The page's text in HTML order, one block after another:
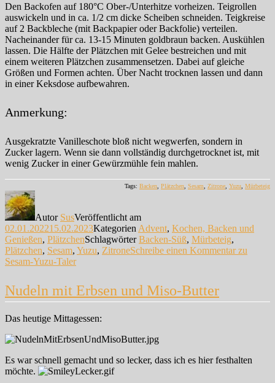
Den Backofen auf 180°C Ober-/Unterhitze vorheizen. Teigrollen
auswickeln und in ca. 1/2 cm dicke Scheiben schneiden. Teigkreise
auf 2 Backbleche (mit Backpapier oder Backfolie) verteilen.
Nacheinander für ca. 13-15 Minuten goldbraun backen. Auskühlen
lassen. Die Hälfte der Plätzchen mit Gelee bestreichen und mit
einem weiteren Plätzchen zusammensetzen. Dabei auf gleiche
Größen und Formen achten. Über Nacht trocknen lassen und dann
in einer Keksdose aufbewahren.
Anmerkung:
Ausgekratzte Vanilleschote bloß nicht wegwerfen, sondern in
Zucker lagern. Wenn sie dann vollständig durchgetrocknet ist, mit
wenig Zucker in einer Gewürzmühle fein mahlen.
Tags: Backen Plätzchen Sesam Zitrone Yuzu Mürbeteig
Autor SusVeröffentlicht am
02.01.202215.02.2023Kategorien Advent, Kochen, Backen und
Genießen, PlätzchenSchlagwörterBacken-Süß, Mürbeteig,
Plätzchen, Sesam, Yuzu, ZitroneSchreibe einen Kommentarzu
Sesam-Yuzu-Taler
Nudeln mit Erbsen und Miso-Butter
Das heutige Mittagessen:
Es war schnell gemacht und so lecker, dass ich es hier festhalten
möchte.